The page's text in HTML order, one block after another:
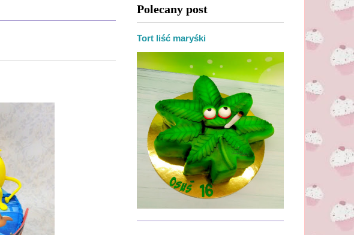
Polecany post
Tort liść maryśki